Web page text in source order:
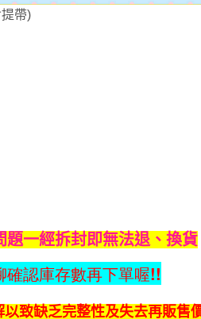
帶)
一經拆封即無法退、換貨
確認庫存數再下單喔!!
致缺乏完整性及失去再販售